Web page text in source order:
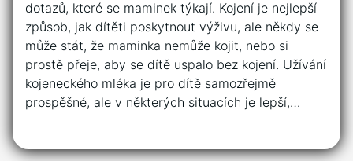
dotazů, které se maminek týkají. Kojení je nejlepší
způsob, jak dítěti poskytnout výživu, ale někdy se
může stát, že maminka nemůže kojit, nebo si
prostě přeje, aby se dítě uspalo bez kojení. Užívání
kojeneckého mléka je pro dítě samozřejmě
prospěšné, ale v některých situacích je lepší,…